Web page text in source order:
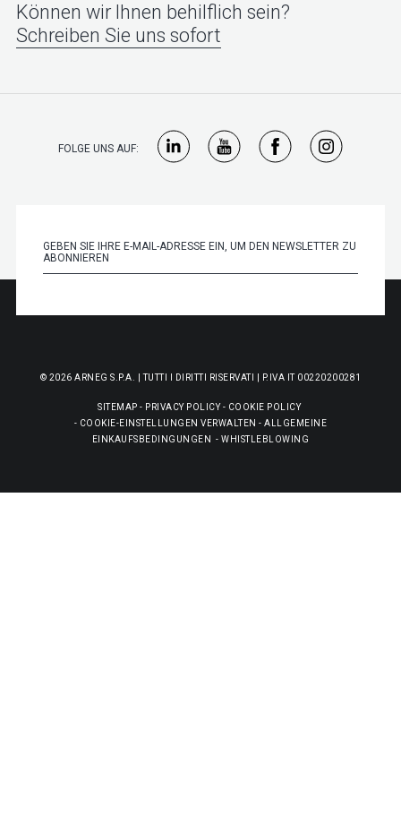
Können wir Ihnen behilflich sein?
Schreiben Sie uns sofort
FOLGE UNS AUF:
© 2026 ARNEG S.P.A. | TUTTI I DIRITTI RISERVATI | P.IVA IT 00220200281
SITEMAP - PRIVACY POLICY- COOKIE POLICY
- COOKIE-EINSTELLUNGEN VERWALTEN -ALLGEMEINE
EINKAUFSBEDINGUNGEN
-WHISTLEBLOWING